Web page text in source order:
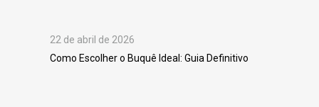
22 de abril de 2026
Como Escolher o Buquê Ideal: Guia Definitivo